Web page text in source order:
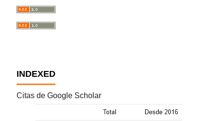
INDEXED
Citas de Google Scholar